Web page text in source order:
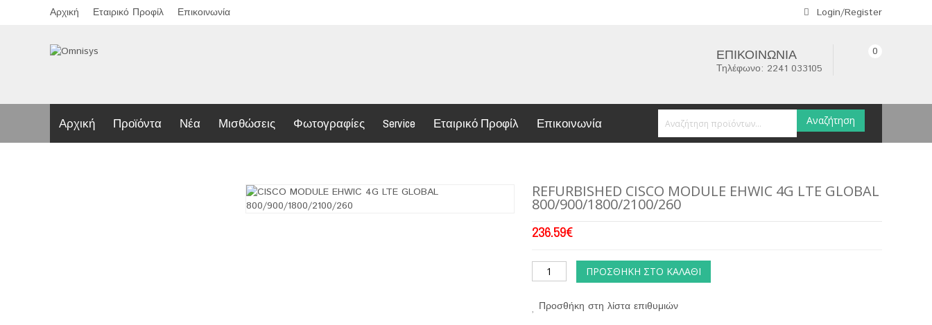
Αρχική Εταιρικό Προφίλ Επικοινωνία Login/Register
ΕΠΙΚΟΙΝΩΝΊΑ
Τηλέφωνο: 2241 033105
0
Αρχική Προϊόντα Νέα Μισθώσεις Φωτογραφίες Service Εταιρικό Προφίλ Επικοινωνία Αναζήτηση
REFURBISHED CISCO MODULE EHWIC 4G LTE GLOBAL
800/900/1800/2100/260
236.59€
ΠΡΟΣΘΉΚΗ ΣΤΟ ΚΑΛΆΘΙ
Προσθήκη στη λίστα επιθυμιών